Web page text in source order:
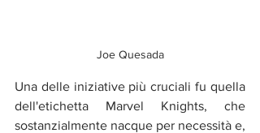
Joe Quesada
Una delle iniziative più cruciali fu quella
dell'etichetta Marvel Knights, che
sostanzialmente nacque per necessità e,